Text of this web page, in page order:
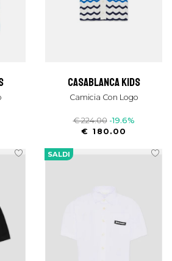
casablanca kids
Camicia Con Logo
€ 224.00 -19.6%
€ 180.00
SALDI